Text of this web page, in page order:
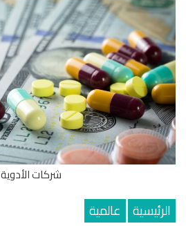
شركات الأدوية
الرئيسية عالمية